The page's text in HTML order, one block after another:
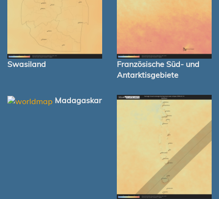
Swasiland
Französische Süd- und
Antarktisgebiete
Madagaskar